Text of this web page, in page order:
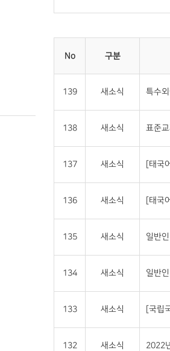
No 구분
139 새소식 특수
138 새소식 표준
137 새소식 [태국
136 새소식 [태국
135 새소식 일반
134 새소식 일반
133 새소식 [국립
132 새소식 2022